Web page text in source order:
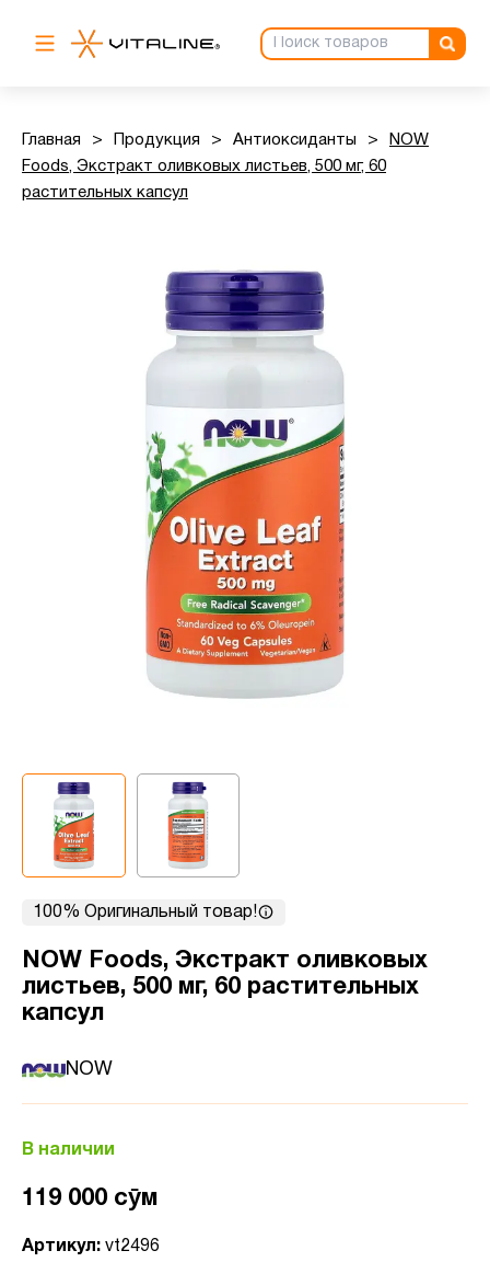
Главная > Продукция > Антиоксиданты >
NOW
Foods, Экстракт оливковых листьев, 500 мг, 60
растительных капсул
100% Оригинальный товар!
NOW Foods, Экстракт оливковых
листьев, 500 мг, 60 растительных
капсул
NOW
В наличии
119 000 сӯм
Артикул: vt2496